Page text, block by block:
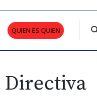
QUIEN ES QUIEN
Directiva